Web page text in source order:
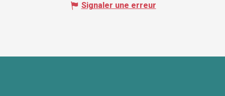
Signaler une erreur